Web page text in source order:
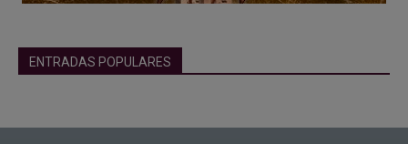
ENTRADAS POPULARES